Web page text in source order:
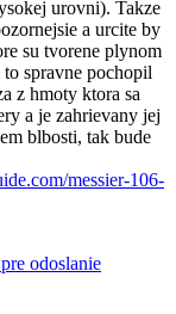
urovni). Takze
a urcite by
su tvorene plynom
spravne pochopil
z hmoty ktora sa
a je zahrievany jej
blbosti, tak bude
messier-106-
odoslanie